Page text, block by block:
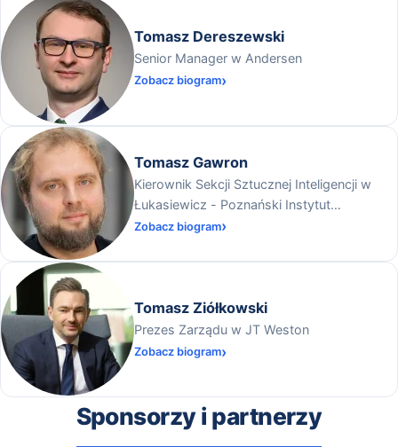
Tomasz Dereszewski
Senior Manager w Andersen
Zobacz biogram
Tomasz Gawron
Kierownik Sekcji Sztucznej Inteligencji w
Łukasiewicz - Poznański Instytut
Technologiczny
Zobacz biogram
Tomasz Ziółkowski
Prezes Zarządu w JT Weston
Zobacz biogram
Sponsorzy i partnerzy